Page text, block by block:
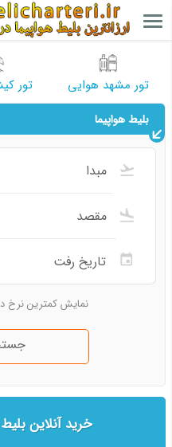
تور مشهد هوایی تور
بلیط هواپیما
نمایش کمترین نرخ
خرید آنلاین